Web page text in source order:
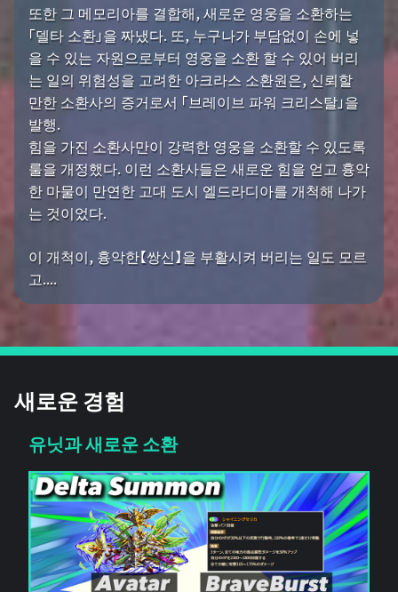
또한 그 메모리아를 결합해, 새로운 영웅을 소환하는
「델타 소환」을 짜냈다. 또, 누구나가 부담없이 손에 넣
을 수 있는 자원으로부터 영웅을 소환 할 수 있어 버리
는 일의 위험성을 고려한 아크라스 소환원은, 신뢰할
만한 소환사의 증거로서 「브레이브 파워 크리스탈」을
발행.
힘을 가진 소환사만이 강력한 영웅을 소환할 수 있도록
룰을 개정했다. 이런 소환사들은 새로운 힘을 얻고 흉악
한 마물이 만연한 고대 도시 엘드라디아를 개척해 나가
는 것이었다.
이 개척이, 흉악한【쌍신】을 부활시켜 버리는 일도 모르
고....
새로운 경험
유닛과 새로운 소환